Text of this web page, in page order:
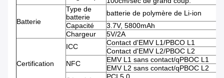
Batterie
Type de
batterie
batterie de polymère de Li-ion
Capacité
3.7V, 5800mAh
Chargeur
5V/2A
Certification
ICC
Contact d'EMV L1/PBCO L1
Contact d'EMV L2/PBOC L2
NFC
EMV L1 sans contact/qPBOC L1
EMV L2 sans contact/qPBOC L2